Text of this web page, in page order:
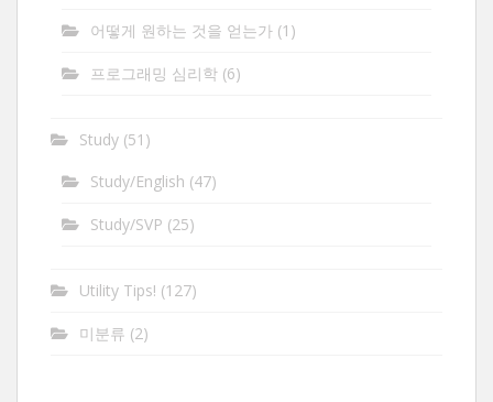
어떻게 원하는 것을 얻는가 (1)
프로그래밍 심리학 (6)
Study (51)
Study/English (47)
Study/SVP (25)
Utility Tips! (127)
미분류 (2)